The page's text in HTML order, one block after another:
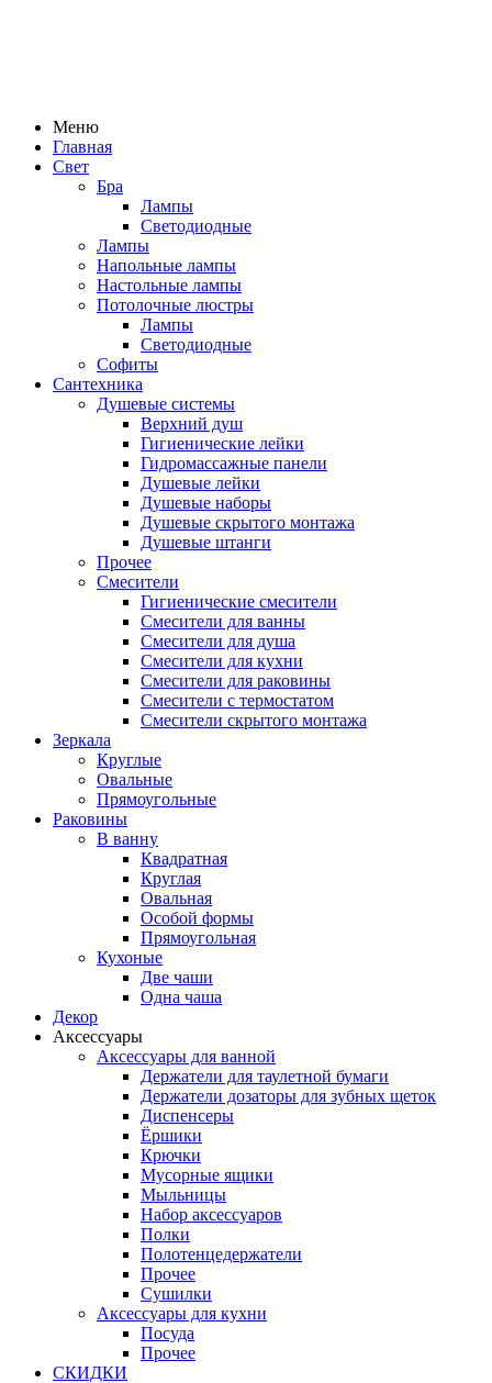
Меню
Главная
Свет
Бра
Лампы
Светодиодные
Лампы
Напольные лампы
Настольные лампы
Потолочные люстры
Лампы
Светодиодные
Софиты
Сантехника
Душевые системы
Верхний душ
Гигиенические лейки
Гидромассажные панели
Душевые лейки
Душевые наборы
Душевые скрытого монтажа
Душевые штанги
Прочее
Смесители
Гигиенические смесители
Смесители для ванны
Смесители для душа
Смесители для кухни
Смесители для раковины
Смесители с термостатом
Смесители скрытого монтажа
Зеркала
Круглые
Овальные
Прямоугольные
Раковины
В ванну
Квадратная
Круглая
Овальная
Особой формы
Прямоугольная
Кухоные
Две чаши
Одна чаша
Декор
Аксессуары
Аксессуары для ванной
Держатели для таулетной бумаги
Держатели дозаторы для зубных щеток
Диспенсеры
Ёршики
Крючки
Мусорные ящики
Мыльницы
Набор аксессуаров
Полки
Полотенцедержатели
Прочее
Сушилки
Аксессуары для кухни
Посуда
Прочее
СКИДКИ